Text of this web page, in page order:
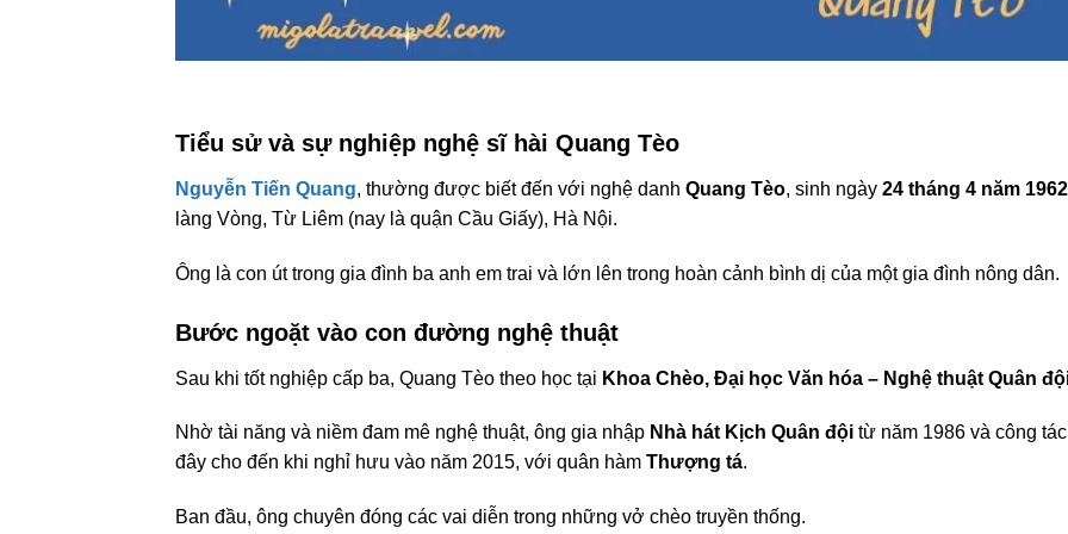
Tiểu sử và sự nghiệp nghệ sĩ hài Quang Tèo
Nguyễn Tiến Quang, thường được biết đến với nghệ danh Quang Tèo, sinh ngày 24 tháng 4 năm 1962
làng Vòng, Từ Liêm (nay là quận Cầu Giấy), Hà Nội.
Ông là con út trong gia đình ba anh em trai và lớn lên trong hoàn cảnh bình dị của một gia đình nông dân.
Bước ngoặt vào con đường nghệ thuật
Sau khi tốt nghiệp cấp ba, Quang Tèo theo học tại Khoa Chèo, Đại học Văn hóa – Nghệ thuật Quân
Nhờ tài năng và niềm đam mê nghệ thuật, ông gia nhập Nhà hát Kịch Quân đội từ năm 1986 và công
đây cho đến khi nghỉ hưu vào năm 2015, với quân hàm Thượng tá.
Ban đầu, ông chuyên đóng các vai diễn trong những vở chèo truyền thống.